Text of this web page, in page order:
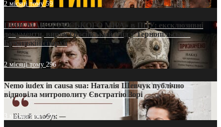
2 місяці тому59
ПРИСМАК «РУССЬКОГО МІРА» в ПЦУ: ексклюзивні
документи, вирок і російський слід у Тернопільсько-
Бучацькій єпархії
2 місяці тому 296
Nemo iudex in causa sua: Наталія Шевчук публічно
відповіла митрополиту Євстратію Зорі
3 місяці тому213